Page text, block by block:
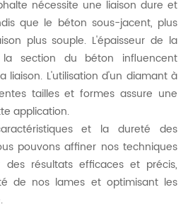
nécessite une liaison dure et
que le béton sous-jacent, plus
plus souple. L'épaisseur de la
section du béton influencent
liaison. L'utilisation d'un diamant à
tailles et formes assure une
application.
et la dureté des
pouvons affiner nos techniques
résultats efficaces et précis,
de nos lames et optimisant les